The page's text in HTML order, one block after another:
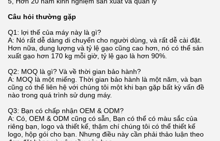
Câu hỏi thường gặp
Q1: lợi thế của máy này là gì?
A: Nó rất dễ dàng di chuyển cho người dùng, và rất dễ cài đặt.
Hơn nữa, dung lượng và tỷ lệ gạo cũng cao hơn, nó có thể sản
xuất gạo hơn 170 kg mỗi giờ, tỷ lệ gạo là hơn 90%.
Q2: MOQ là gì? Và về thời gian bảo hành?
A: MOQ là một miếng. Thời gian bảo hành là một năm, và bạn
cũng có thể liên hệ với chúng tôi một khi bạn gặp bất kỳ vấn đề
nào trong quá trình sử dụng máy.
Q3: Bạn có chấp nhận OEM & ODM?
A: Có, OEM & ODM cũng có sẵn, Bạn có thể có màu sắc của
riêng bạn, logo và thiết kế, thậm chí chúng tôi có thể thiết kế
logo, hộp gói cho bạn. Nhưng điều này cần phải thảo luận theo